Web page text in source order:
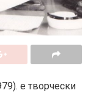
е творчески